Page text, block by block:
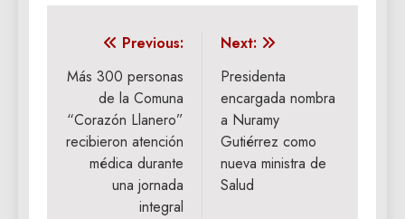
Navegación
de
entradas
Previous:
Más 300 personas
de la Comuna
“Corazón Llanero”
recibieron atención
médica durante
una jornada
integral
Next:
Presidenta
encargada nombra
a Nuramy
Gutiérrez como
nueva ministra de
Salud